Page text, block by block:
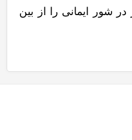
شور ایمانی را از بین